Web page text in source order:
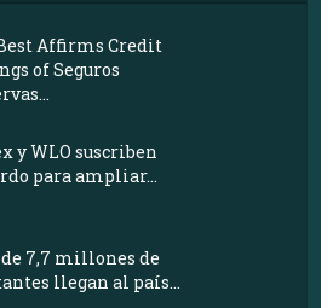
Affirms Credit
of Seguros
y WLO suscriben
para ampliar...
de 7,7 millones de
llegan al país...